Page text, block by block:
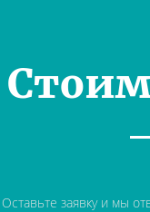
Оставьте заявку и мы